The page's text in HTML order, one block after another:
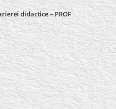
didactice – PROF